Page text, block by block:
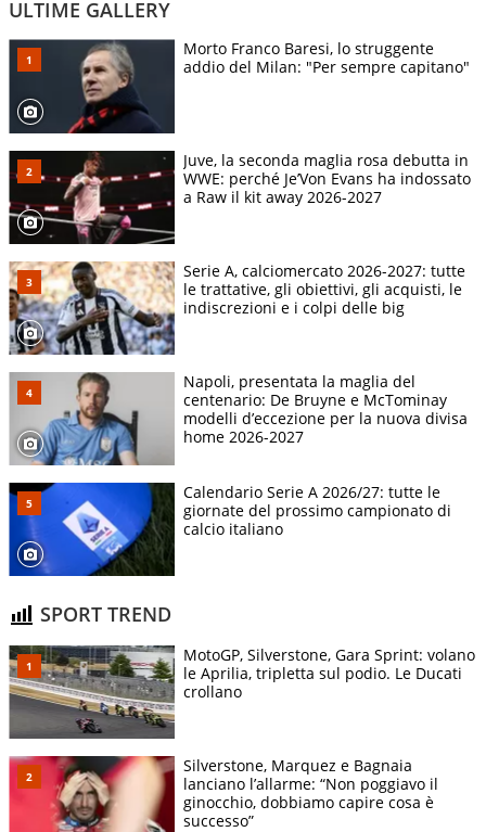
ULTIME GALLERY
Morto Franco Baresi, lo struggente
addio del Milan: "Per sempre capitano"
Juve, la seconda maglia rosa debutta in
WWE: perché Je’Von Evans ha indossato
a Raw il kit away 2026-2027
Serie A, calciomercato 2026-2027: tutte
le trattative, gli obiettivi, gli acquisti, le
indiscrezioni e i colpi delle big
Napoli, presentata la maglia del
centenario: De Bruyne e McTominay
modelli d’eccezione per la nuova divisa
home 2026-2027
Calendario Serie A 2026/27: tutte le
giornate del prossimo campionato di
calcio italiano
SPORT TREND
MotoGP, Silverstone, Gara Sprint: volano
le Aprilia, tripletta sul podio. Le Ducati
crollano
Silverstone, Marquez e Bagnaia
lanciano l’allarme: “Non poggiavo il
ginocchio, dobbiamo capire cosa è
successo”